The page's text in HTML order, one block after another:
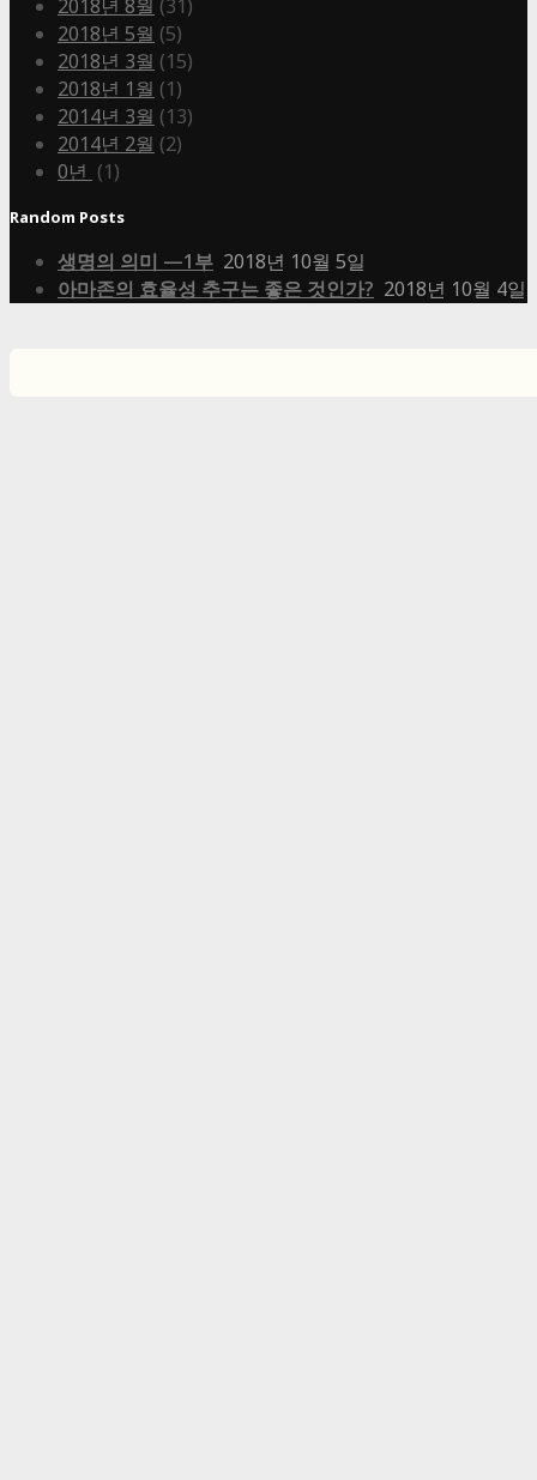
2018년 8월 (31)
2018년 5월 (5)
2018년 3월 (15)
2018년 1월 (1)
2014년 3월 (13)
2014년 2월 (2)
0년 (1)
Random Posts
생명의 의미 —1부 2018년 10월 5일
아마존의 효율성 추구는 좋은 것인가? 2018년 10월 4일